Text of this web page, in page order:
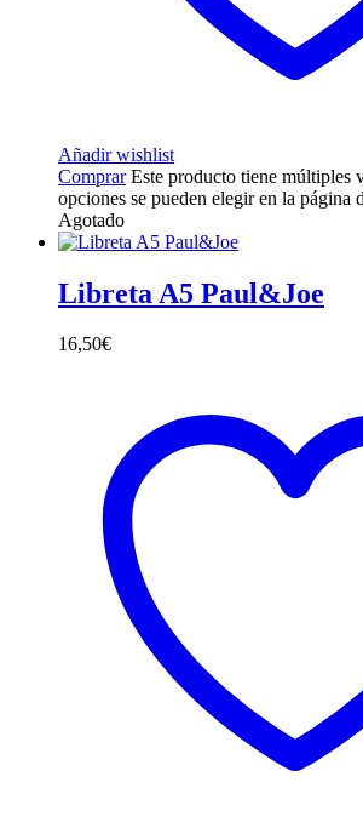
Añadir wishlist
Comprar Este producto tiene múltiples
opciones se pueden elegir en la página
Agotado
Libreta A5 Paul&Joe
16,50€